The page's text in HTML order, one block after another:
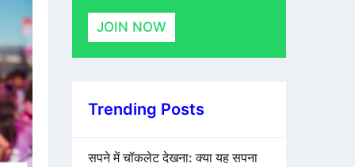
JOIN NOW
Trending Posts
सपने में चॉकलेट देखना: क्या यह सपना